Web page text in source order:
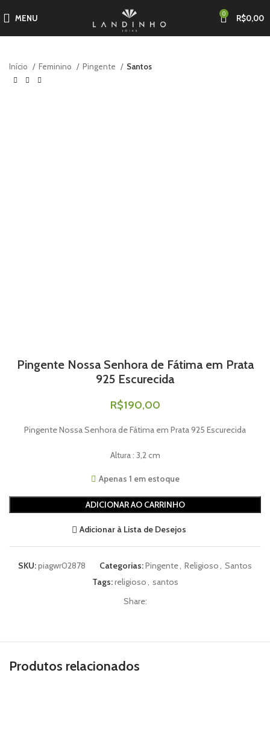
MENU 0 R$0,00
Início Feminino Pingente Santos
Pingente Nossa Senhora de Fátima em Prata
925 Escurecida
R$190,00
Pingente Nossa Senhora de Fátima em Prata 925 Escurecida
Altura : 3,2 cm
Apenas 1 em estoque
ADICIONAR AO CARRINHO
Adicionar à Lista de Desejos
SKU:piagwr02878 Categorias:Pingente Religioso
Santos
Tags:religioso
santos
Share:
Produtos relacionados
-35%
-15%
-51%